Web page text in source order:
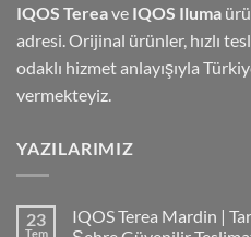
IQOS Tereave IQOS Iluma
adresi. Orijinal ürünler, hızlı
odaklı hizmet anlayışıyla
vermekteyiz.
YAZILARIMIZ
23
Tem
IQOS Terea Mardin |